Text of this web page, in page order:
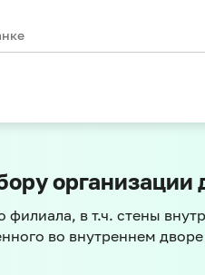
филиала, в т.ч. стены
во внутреннем